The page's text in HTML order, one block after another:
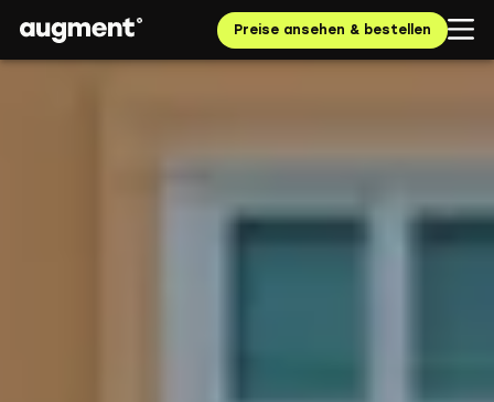
Preise ansehen & bestellen